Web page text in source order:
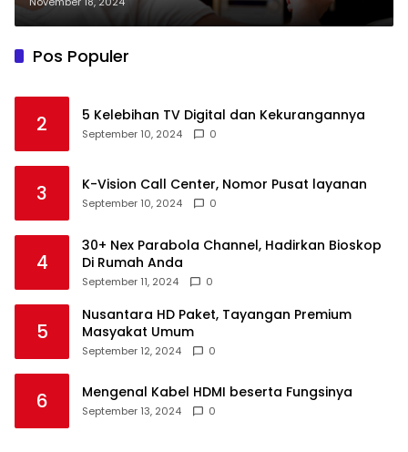
Pos Populer
2 5 Kelebihan TV Digital dan Kekurangannya
September 10, 2024 0
3 K-Vision Call Center, Nomor Pusat layanan
September 10, 2024 0
4
30+ Nex Parabola Channel, Hadirkan Bioskop
Di Rumah Anda
September 11, 2024 0
5
Nusantara HD Paket, Tayangan Premium
Masyakat Umum
September 12, 2024 0
6 Mengenal Kabel HDMI beserta Fungsinya
September 13, 2024 0